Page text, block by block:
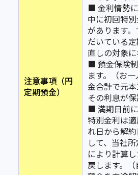
注意事項（円
定期預金）
■ 金利情勢
中に初回特
があります
だいている
直しの対象に
■ 預金保険
ます。（お
金合計で元
その利息が保
■ 満期日前に
特別金利は
れ日から解
して、当社
により計算
戻します。